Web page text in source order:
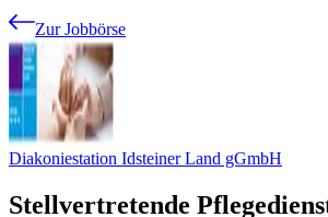
Zur Jobbörse
Diakoniestation Idsteiner Land gGmbH
Stellvertretende